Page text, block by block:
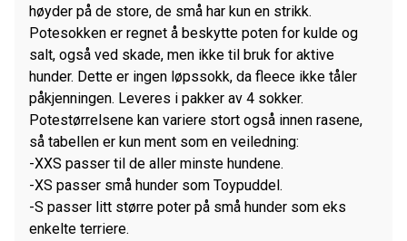
høyder på de store, de små har kun en strikk.
Potesokken er regnet å beskytte poten for kulde og
salt, også ved skade, men ikke til bruk for aktive
hunder. Dette er ingen løpssokk, da fleece ikke tåler
påkjenningen. Leveres i pakker av 4 sokker.
Potestørrelsene kan variere stort også innen rasene,
så tabellen er kun ment som en veiledning:
-XXS passer til de aller minste hundene.
-XS passer små hunder som Toypuddel.
-S passer litt større poter på små hunder som eks
enkelte terriere.